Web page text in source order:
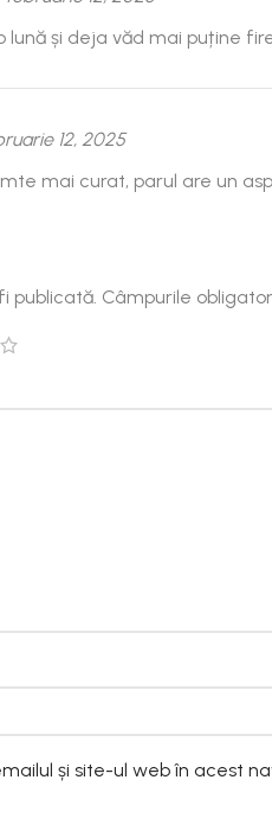
lună și deja văd mai puține
12, 2025
mai curat, parul are un
publicată. Câmpurile
și site-ul web în acest